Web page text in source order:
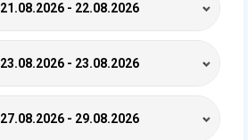
21.08.2026 - 22.08.2026
23.08.2026 - 23.08.2026
27.08.2026 - 29.08.2026